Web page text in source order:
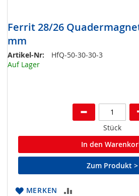
Ferrit 28/26
mm
Artikel-Nr:
HfQ-50-30-30-3
Auf Lager
Stück
In den
Zum Produkt >
MERKEN